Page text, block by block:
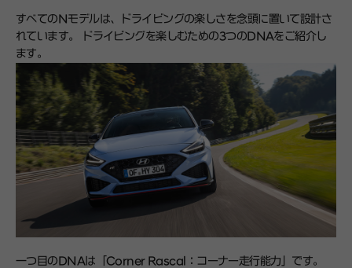
すべてのNモデルは、ドライビングの楽しさを念頭に置いて設計さ
れています。 ドライビングを楽しむための3つのDNAをご紹介し
ます。
一つ目のDNAは「Corner Rascal：コーナー走行能力」です。